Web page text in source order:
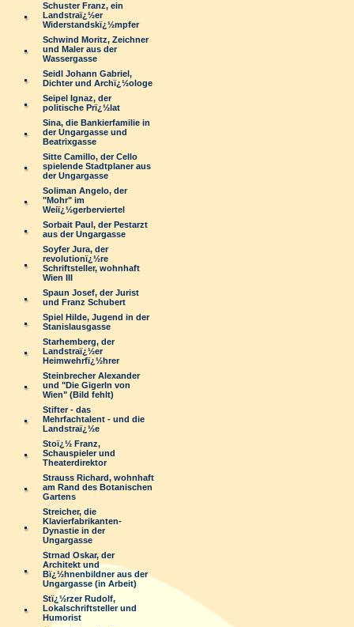
Schuster Franz, ein
Landstraï¿½er
Widerstandskï¿½mpfer
Schwind Moritz, Zeichner
und Maler aus der
Wassergasse
Seidl Johann Gabriel,
Dichter und Archï¿½ologe
Seipel Ignaz, der
politische Prï¿½lat
Sina, die Bankierfamilie in
der Ungargasse und
Beatrixgasse
Sitte Camillo, der Cello
spielende Stadtplaner aus
der Ungargasse
Soliman Angelo, der
"Mohr" im
Weiï¿½gerberviertel
Sorbait Paul, der Pestarzt
aus der Ungargasse
Soyfer Jura, der
revolutionï¿½re
Schriftsteller, wohnhaft
Wien III
Spaun Josef, der Jurist
und Franz Schubert
Spiel Hilde, Jugend in der
Stanislausgasse
Starhemberg, der
Landstraï¿½er
Heimwehrfï¿½hrer
Steinbrecher Alexander
und "Die Gigerln von
Wien" (Bild fehlt)
Stifter - das
Mehrfachtalent - und die
Landstraï¿½e
Stoï¿½ Franz,
Schauspieler und
Theaterdirektor
Strauss Richard, wohnhaft
am Rand des Botanischen
Gartens
Streicher, die
Klavierfabrikanten-
Dynastie in der
Ungargasse
Strnad Oskar, der
Architekt und
Bï¿½hnenbildner aus der
Ungargasse (in Arbeit)
Stï¿½rzer Rudolf,
Lokalschriftsteller und
Humorist